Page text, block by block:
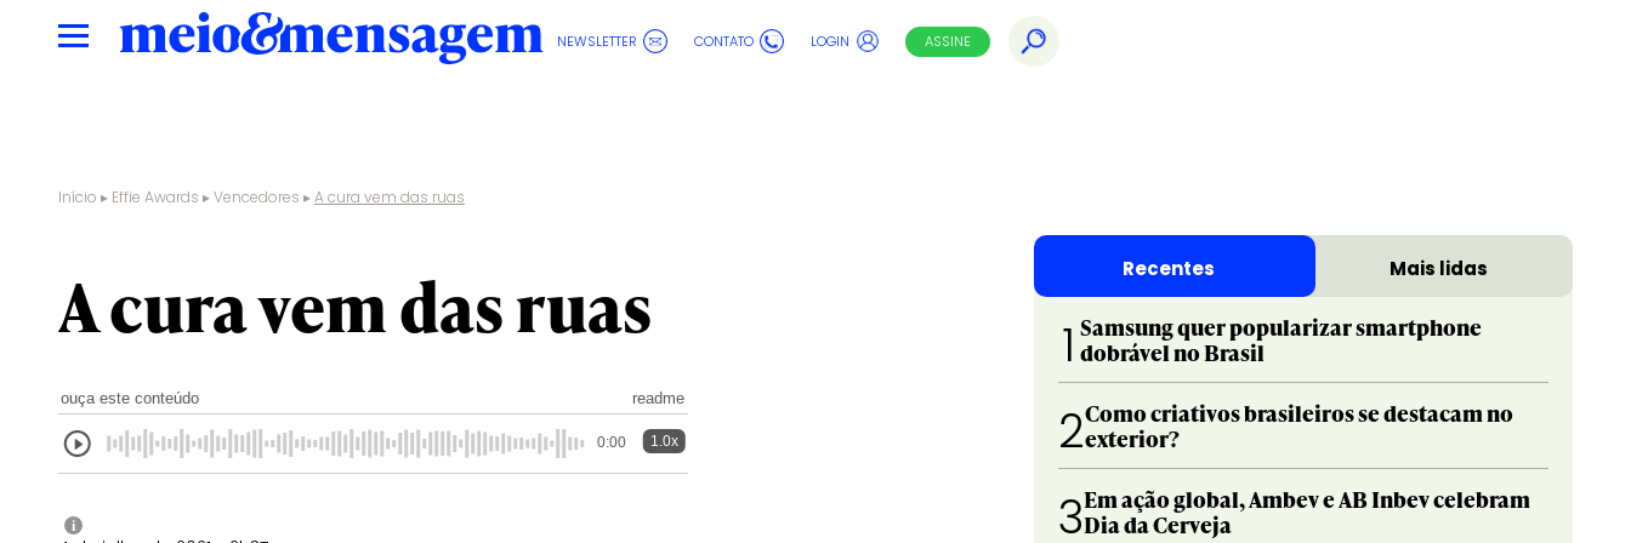
NEWSLETTER CONTATO LOGIN ASSINE
Início ▸ Effie Awards ▸Vencedores ▸A cura vem das ruas
A cura vem das ruas
ouça este conteúdo readme
0:00 1.0x
i
Recentes Mais lidas
1 Samsung quer popularizar smartphone
dobrável no Brasil
2Como criativos brasileiros se destacam no
exterior?
3Em ação global, Ambev e AB Inbev celebram
Dia da Cerveja